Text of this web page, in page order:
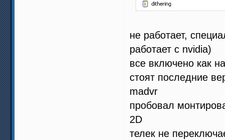
не работает,
работает с nvidia)
все включено как
стоят последние
madvr
пробовал
2D
телек не